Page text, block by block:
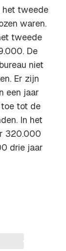
het tweede
waren.
tweede
De
niet
Er zijn
een jaar
toe tot de
In het
320.000
drie jaar